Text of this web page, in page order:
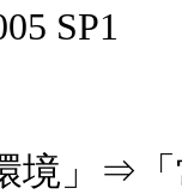
SP1
境」⇒